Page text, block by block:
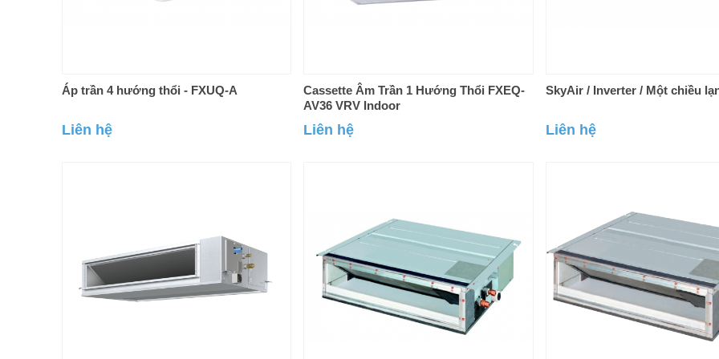
Áp trần 4 hướng thổi - FXUQ-A
Liên hệ
Cassette Âm Trần 1 Hướng Thổi FXEQ-
AV36 VRV Indoor
Liên hệ
SkyAir / Inverter / Một chiều
Liên hệ